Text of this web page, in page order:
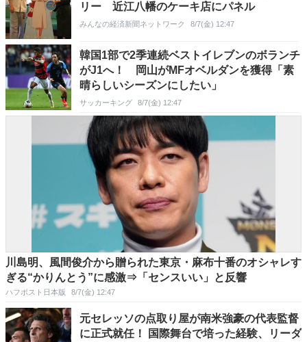
リー 近江八幡のケーキ店にパネル
みんなの経済新聞ネットワーク 8/7(金) 12:47
韓国1部で2季連続ベストイレブンのボランチ
がJ1へ！ 岡山がMFオベルダンを獲得「素
晴らしいシーズンにしたい」
サッカーキング 8/7(金) 12:47
川島明、風間俊介から贈られた東京・麻布十番のオシャレす
ぎる“かりんとう”に感激⇒「センスいい」と反響
ハフポスト日本版 8/7(金) 12:47
元セレッソの点取り屋が南米強豪の代表監督
に正式就任！ 国際舞台で培った経験、リーダ